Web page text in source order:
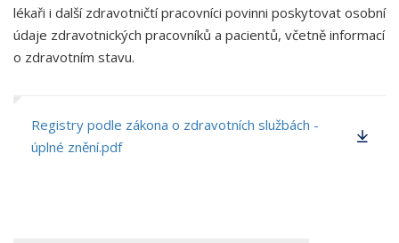
lékaři i další zdravotničtí pracovníci povinni poskytovat osobní
údaje zdravotnických pracovníků a pacientů, včetně informací
o zdravotním stavu.
Registry podle zákona o zdravotních službách -
úplné znění.pdf